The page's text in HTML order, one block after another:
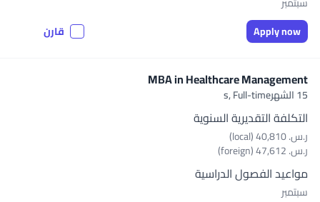
Apply now
قارن
MBA in Healthcare Management
15 الشهرs, Full-time
التكلفة التقديرية السنوية
ر.س.‏ 40,810 (local)
ر.س.‏ 47,612 (foreign)
مواعيد الفصول الدراسية
سبتمبر